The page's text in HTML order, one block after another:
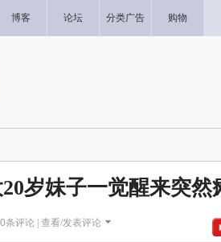
博客 论坛 分类广告 购物
岁妹子一觉醒来突然
0条评论 | 查看/发表评论